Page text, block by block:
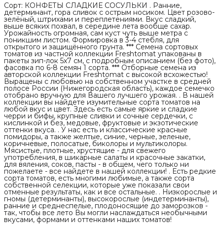
Сорт: КОНФЕТЫ СЛАДКИЕ СОСУЛЬКИ . Ранние,
детерминант, гора сливок с острым носиком. Цвет розово-
зелёный, штрихами и переплетениями. Вкус сладкий,
выше всяких похвал, в середине лета вообще сахар.
Урожайность огромная, сам куст чуть выше метра с
поникшим листом. Формировка в 3-4 стебля, для
открытого и защищённого грунта. *** Семена сортовых
томатов из частной коллекции Freshtomat упакованы в
пакеты зип-лок 5х7 см, с подробным описанием (без фото),
фасовка по 6-8 семян 1 сорта. *** Отборные семена из
авторской коллекции Freshtomat с высокой всхожестью!
Выращены с любовью на собственном участке в средней
полосе России (Нижегородская область), каждое семечко
отобрано вручную для Вашего лучшего урожая. . В нашей
коллекции вы найдете изумительные сорта томатов на
любой вкус и цвет. Здесь есть самые яркие и сладкие
черри и бифы, крупные сливки и сочные сердечки, с
кислинкой и без, медовые, фруктовые и экзотические
оттенки вкуса. . У нас есть и классические красные
помидоры, а также желтые, синие, черные, зеленые,
коричневые, полосатые, биколоры и мультиколоры.
Мясистые, плотные, хрустящие - для свежего
употребления, в шикарные салаты и красочные закатки,
для вяления, соков, пасты - в общем, чего только ни
пожелаете - все найдете в нашей коллекции! . Есть редкие
сорта томатов, есть многими любимые, а также сорта
собственной селекции, которые уже показали свои
отменные результаты, как и все остальные. . Низкорослые и
гномы (детерминанты), высокорослые (индетерминанты),
ранние и среднеспелые, плодоносящие до заморозков -
так, чтобы все лето Вы могли наслаждаться необычными
вкусами, формами и оттенками наших томатов!